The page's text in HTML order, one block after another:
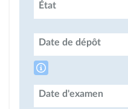
État
Date de dépôt
Date d'examen